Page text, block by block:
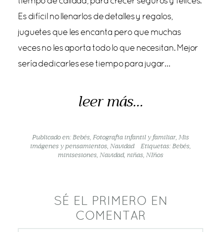
Es difícil no llenarlos de detalles y regalos,
juguetes que les encanta pero que muchas
veces no les aporta todo lo que necesitan. Mejor
sería dedicarles ese tiempo para jugar…
leer más...
Publicado en:Bebés,Fotografia infantil y familiar,Mis
imágenes y pensamientos,Navidad Etiquetas:Bebés,
minisesiones,Navidad, niñas,NIños
SÉ EL PRIMERO EN
COMENTAR